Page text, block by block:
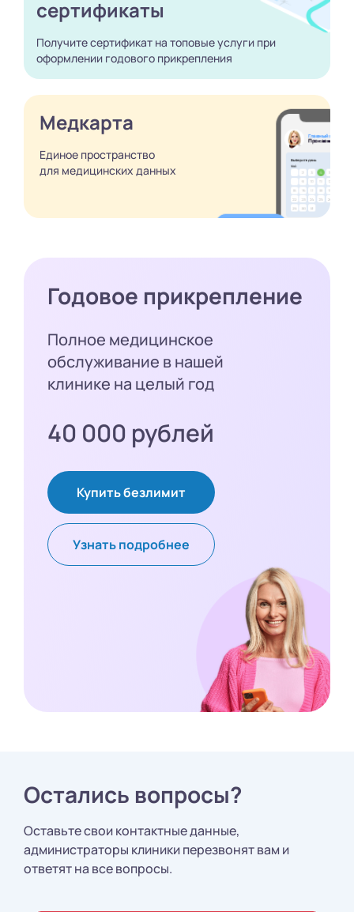
сертификаты
Получите сертификат на топовые услуги при
оформлении годового прикрепления
Медкарта
Единое пространство
для медицинских данных
Годовое прикрепление
Полное медицинское
обслуживание в нашей
клинике на целый год
40 000 рублей
Купить безлимит
Узнать подробнее
Остались вопросы?
Оставьте свои контактные данные,
администраторы клиники перезвонят вам и
ответят на все вопросы.